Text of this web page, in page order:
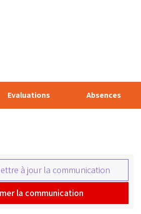
Evaluations Absences
à jour la communication
la communication